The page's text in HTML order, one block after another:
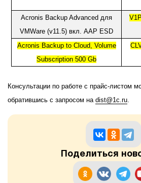
Acronis Backup Advanced для
VMWare (v11.5) вкл . AAP ESD
Acronis Backup to Cloud, Volume
Subscription 500 Gb
Консультации по работе с прайс-листом
обратившись с запросом на dist@1c ru
Поделиться